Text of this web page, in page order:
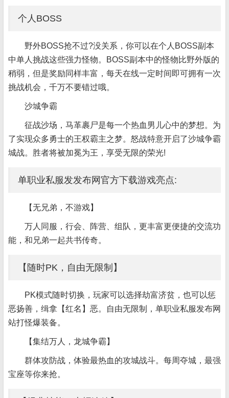
个人BOSS
野外BOSS抢不过?没关系，你可以在个人BOSS副本
中单人挑战这些强力怪物。BOSS副本中的怪物比野外版的
稍弱，但是奖励同样丰富，每天在线一定时间即可拥有一次
挑战机会，千万不要错过哦。
沙城争霸
征战沙场，马革裹尸是每一个热血男儿心中的梦想。为
了实现众多勇士的王权霸主之梦。怒战特意开启了沙城争霸
城战。胜者将被加冕为王，享受无限的荣光!
单职业私服发发布网官方下载游戏亮点:
【无兄弟，不游戏】
万人同服，行会、阵营、组队，更丰富更便捷的交流功
能，和兄弟一起共书传奇。
【随时PK，自由无限制】
PK模式随时切换，玩家可以选择劫富济贫，也可以惩
恶扬善，缉拿【红名】恶。自由无限制，单职业私服发布网
站打怪爆装备。
【集结万人，龙城争霸】
群体攻防战，体验最热血的攻城战斗。每周夺城，最强
宝座等你来抢。